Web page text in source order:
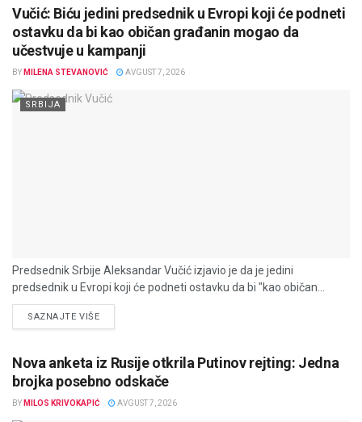
Vučić: Biću jedini predsednik u Evropi koji će podneti
ostavku da bi kao običan građanin mogao da
učestvuje u kampanji
BY MILENA STEVANOVIĆ AVGUST 7, 2026
SRBIJA
Predsednik Srbije Aleksandar Vučić izjavio je da je jedini
predsednik u Evropi koji će podneti ostavku da bi "kao običan...
SAZNAJTE VIŠEDETAILS
Nova anketa iz Rusije otkrila Putinov rejting: Jedna
brojka posebno odskače
BY MILOS KRIVOKAPIĆ AVGUST 7, 2026